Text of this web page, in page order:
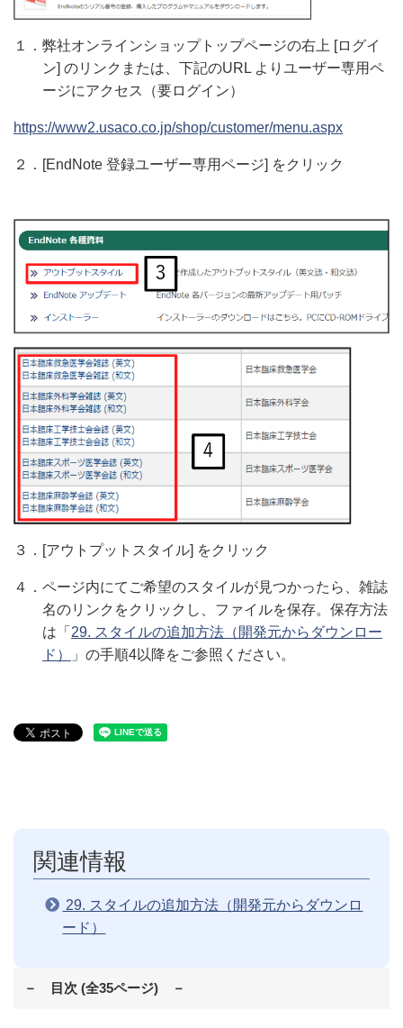
１．弊社オンラインショップトップページの右上 [ログイ
ン] のリンクまたは、下記のURL よりユーザー専用ペ
ージにアクセス（要ログイン）
https://www2.usaco.co.jp/shop/customer/menu.aspx
２．[EndNote 登録ユーザー専用ページ] をクリック
３．[アウトプットスタイル] をクリック
４．ページ内にてご希望のスタイルが見つかったら、雑誌
名のリンクをクリックし、ファイルを保存。保存方法
は「 29. スタイルの追加方法（開発元からダウンロー
ド）
」の手順4以降をご参照ください。
関連情報
29. スタイルの追加方法（開発元からダウンロ
ード）
－ 目次 (全35ページ) －